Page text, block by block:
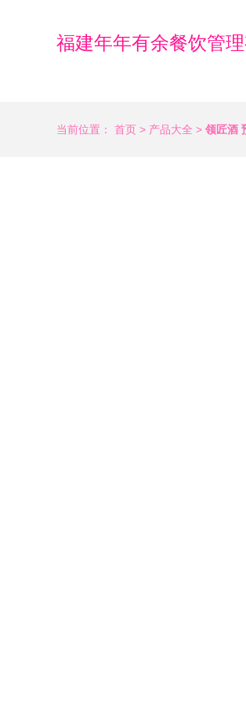
福建年年有余餐饮管
当前位置： 首页 > 产品大全 > 领匠酒